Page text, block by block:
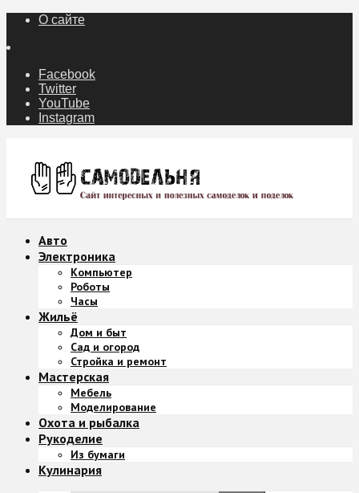
О сайте
Facebook
Twitter
YouTube
Instagram
Авто
Электроника
Компьютер
Роботы
Часы
Жильё
Дом и быт
Сад и огород
Стройка и ремонт
Мастерская
Мебель
Моделирование
Охота и рыбалка
Рукоделие
Из бумаги
Кулинария